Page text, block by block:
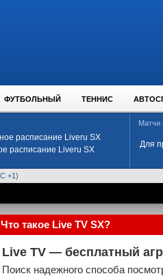
ФУТБОЛЬНЫЙ ТЕННИС
расписание Liveru SX
расписание Liveru SX
Матчи
Для
+1)
Что такое Live TV SX?
Live TV — бесплатный
Поиск надежного способа